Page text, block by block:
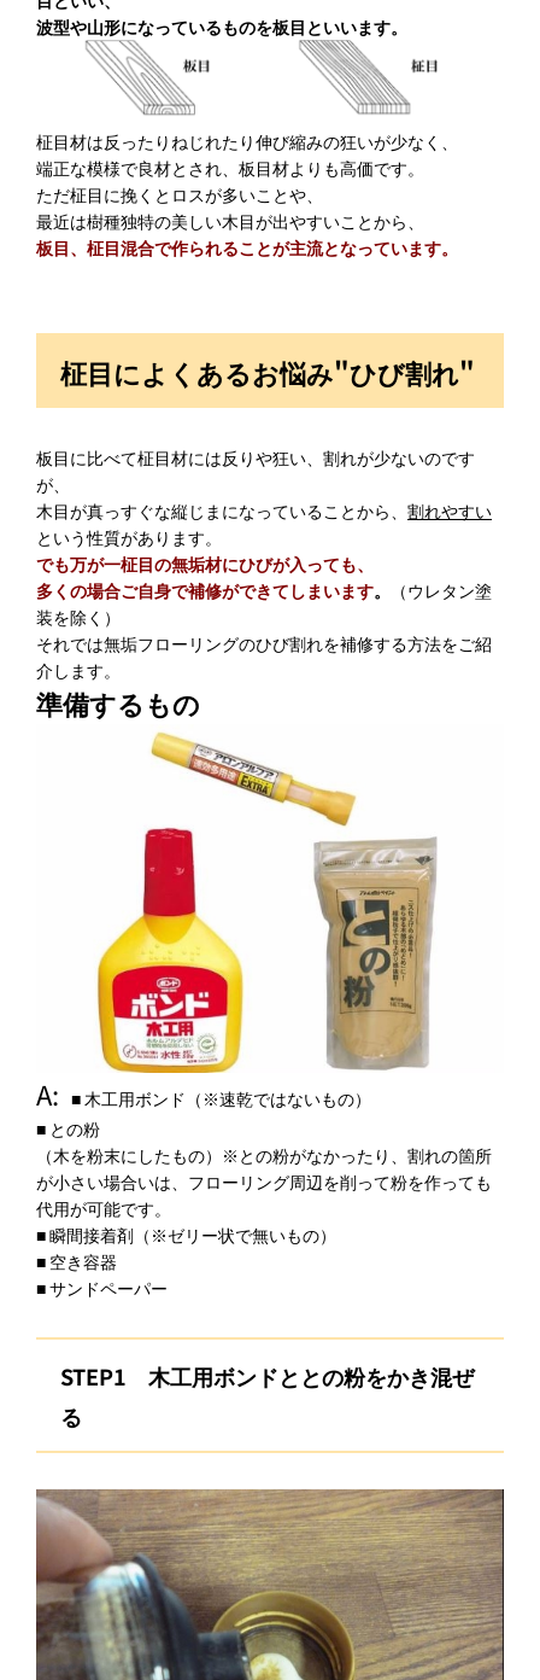
波型や山形になっているものを板目といいます。
柾目材は反ったりねじれたり伸び縮みの狂いが少なく、
端正な模様で良材とされ、板目材よりも高価です。
ただ柾目に挽くとロスが多いことや、
最近は樹種独特の美しい木目が出やすいことから、
板目、柾目混合で作られることが主流となっています。
柾目によくあるお悩み"ひび割れ"
板目に比べて柾目材には反りや狂い、割れが少ないのです
が、
木目が真っすぐな縦じまになっていることから、 割れやすい
という性質があります。
でも万が一柾目の無垢材にひびが入っても、
多くの場合ご自身で補修ができてしまいます。
（ウレタン塗
装を除く）
それでは無垢フローリングのひび割れを補修する方法をご紹
介します。
準備するもの
■ 木工用ボンド（※速乾ではないもの）
■ との粉
（木を粉末にしたもの）※との粉がなかったり、割れの箇所
が小さい場合いは、フローリング周辺を削って粉を作っても
代用が可能です。
■ 瞬間接着剤（※ゼリー状で無いもの）
■ 空き容器
■ サンドペーパー
STEP1 木工用ボンドととの粉をかき混ぜ
る